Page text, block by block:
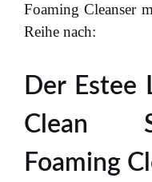
Foaming Cleanser
Reihe nach:
Der Estee
Clean
Foaming